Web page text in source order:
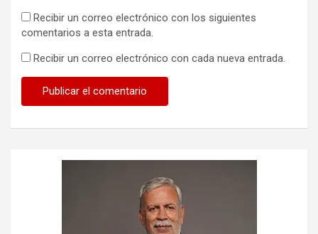
Recibir un correo electrónico con los siguientes
comentarios a esta entrada.
Recibir un correo electrónico con cada nueva entrada.